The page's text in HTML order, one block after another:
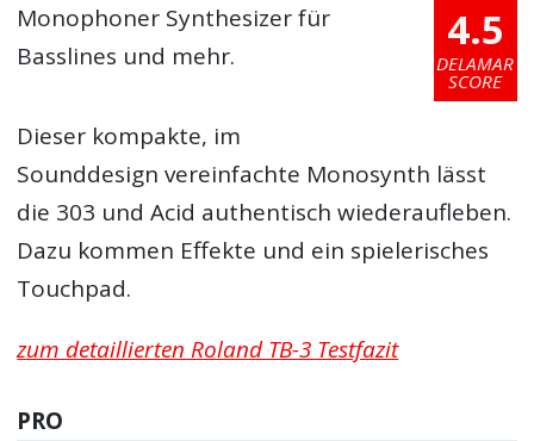
4.5
DELAMAR
SCORE
Monophoner Synthesizer für
Basslines und mehr.
Dieser kompakte, im
Sounddesign vereinfachte Monosynth lässt
die 303 und Acid authentisch wiederaufleben.
Dazu kommen Effekte und ein spielerisches
Touchpad.
zum detaillierten Roland TB-3 Testfazit
PRO